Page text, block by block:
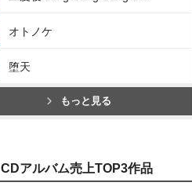
オトノケ
堕天
もっと見る
CDアルバム売上TOP3作品